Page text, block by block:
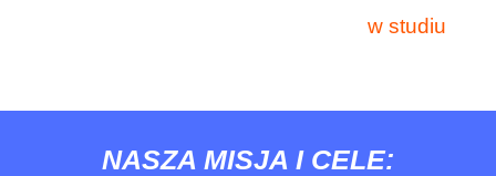
w studiu
NASZA MISJA I CELE: